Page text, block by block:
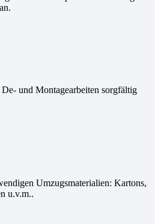
und Montagearbeiten sorgfältig
Umzugsmaterialien: Kartons,
u.v.m..